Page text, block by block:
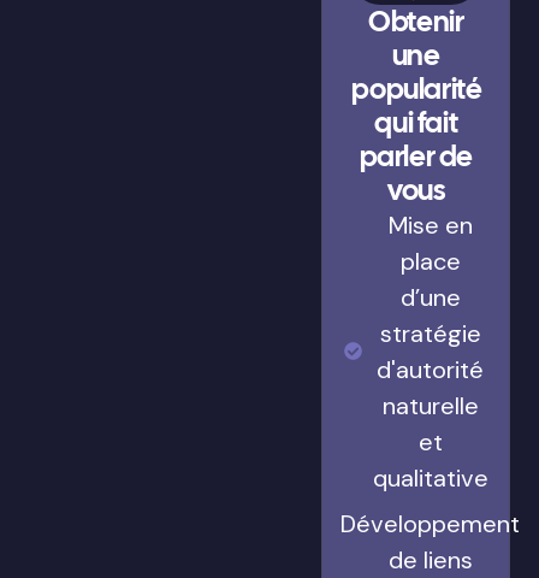
Obtenir
une
popularité
qui fait
parler de
vous
Mise en
place
d’une
stratégie
d'autorité
naturelle
et
qualitative
Développement
de liens